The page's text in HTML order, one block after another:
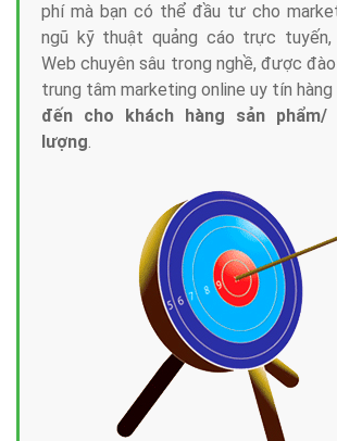
phí mà bạn có thể đầu tư cho
ngũ kỹ thuật quảng cáo trực tuyến,
Web chuyên sâu trong nghề, được
trung tâm marketing online uy tín hàng
đến cho khách hàng sản
lượng.